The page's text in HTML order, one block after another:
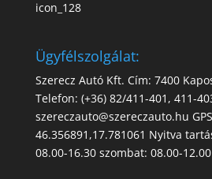
Ügyfélszolgálat:
Szerecz Autó Kft. Cím: 7400
Telefon: (+36) 82/411-401, 411-
szereczauto@szereczauto.hu
46.356891,17.781061 Nyitva
08.00-16.30 szombat: 08.00-12.00